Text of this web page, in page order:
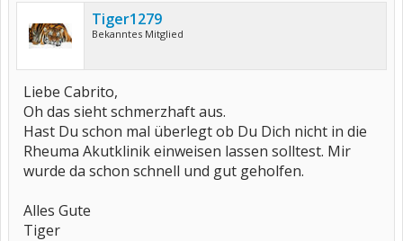
Tiger1279
Bekanntes Mitglied
Liebe Cabrito,
Oh das sieht schmerzhaft aus.
Hast Du schon mal überlegt ob Du Dich nicht in die
Rheuma Akutklinik einweisen lassen solltest. Mir
wurde da schon schnell und gut geholfen.
Alles Gute
Tiger